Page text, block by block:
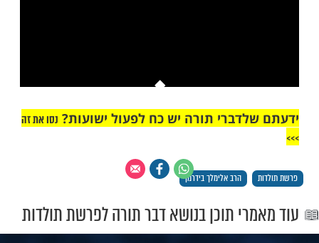
This is a modal window.
לטעון את המדיה, או מכיוון שהרשת או
כשלו או מכיוון שהפורמט אינו נתמך.